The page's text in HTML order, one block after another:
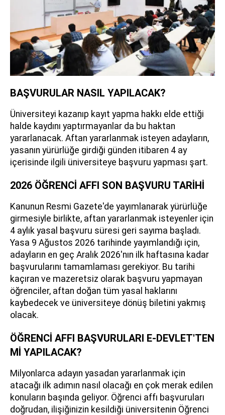
BAŞVURULAR NASIL YAPILACAK?
Üniversiteyi kazanıp kayıt yapma hakkı elde ettiği
halde kaydını yaptırmayanlar da bu haktan
yararlanacak. Aftan yararlanmak isteyen adayların,
yasanın yürürlüğe girdiği günden itibaren 4 ay
içerisinde ilgili üniversiteye başvuru yapması şart.
2026 ÖĞRENCİ AFFI SON BAŞVURU TARİHİ
Kanunun Resmi Gazete'de yayımlanarak yürürlüğe
girmesiyle birlikte, aftan yararlanmak isteyenler için
4 aylık yasal başvuru süresi geri sayıma başladı.
Yasa 9 Ağustos 2026 tarihinde yayımlandığı için,
adayların en geç Aralık 2026'nın ilk haftasına kadar
başvurularını tamamlaması gerekiyor. Bu tarihi
kaçıran ve mazeretsiz olarak başvuru yapmayan
öğrenciler, aftan doğan tüm yasal haklarını
kaybedecek ve üniversiteye dönüş biletini yakmış
olacak.
ÖĞRENCİ AFFI BAŞVURULARI E-DEVLET'TEN
Mİ YAPILACAK?
Milyonlarca adayın yasadan yararlanmak için
atacağı ilk adımın nasıl olacağı en çok merak edilen
konuların başında geliyor. Öğrenci affı başvuruları
doğrudan, ilişiğinizin kesildiği üniversitenin Öğrenci